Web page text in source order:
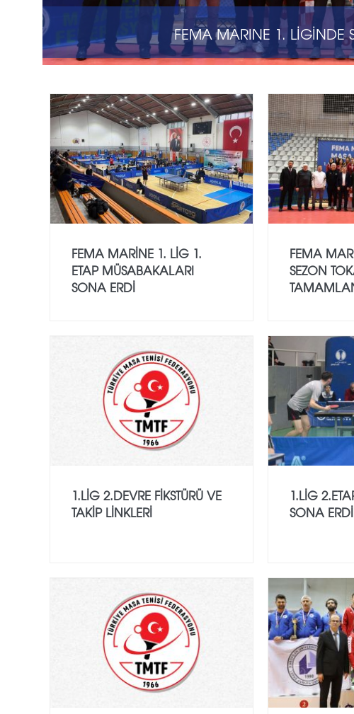
FEMA MARINE 1. LIGINDE
FEMA MARINE 1. LIG 1.
ETAP MÜSABAKALARI
SONA ERDI
FEMA
SEZON
1.LİG 2.DEVRE FİKSTÜRÜ VE
TAKİP LİNKLERİ
1.LİG
SONA ERDİ